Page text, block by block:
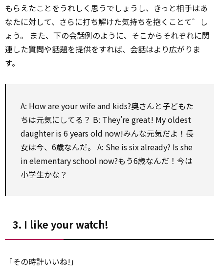
もらえたことをうれしく思うでしょうし、きっと相手はあ
なたに対して、さらに打ち解けた気持ちを抱くことて゛し
ょう。 また、下の会話例のように、そこからそれぞれに関
連した質問や話題を提供をすれば、会話はより広がりま
す。
A: How are your wife and kids?奥さんと子どもた
ちは元気にしてる？ B: They’re great! My oldest
daughter is 6 years old now!みんな元気だよ！長
女は今、6歳なんだ。 A: She is six already? Is she
inelementaryschool now?もう6歳なんだ！今は
小学生かな？
3. I like your watch!
「その時計いいね!」